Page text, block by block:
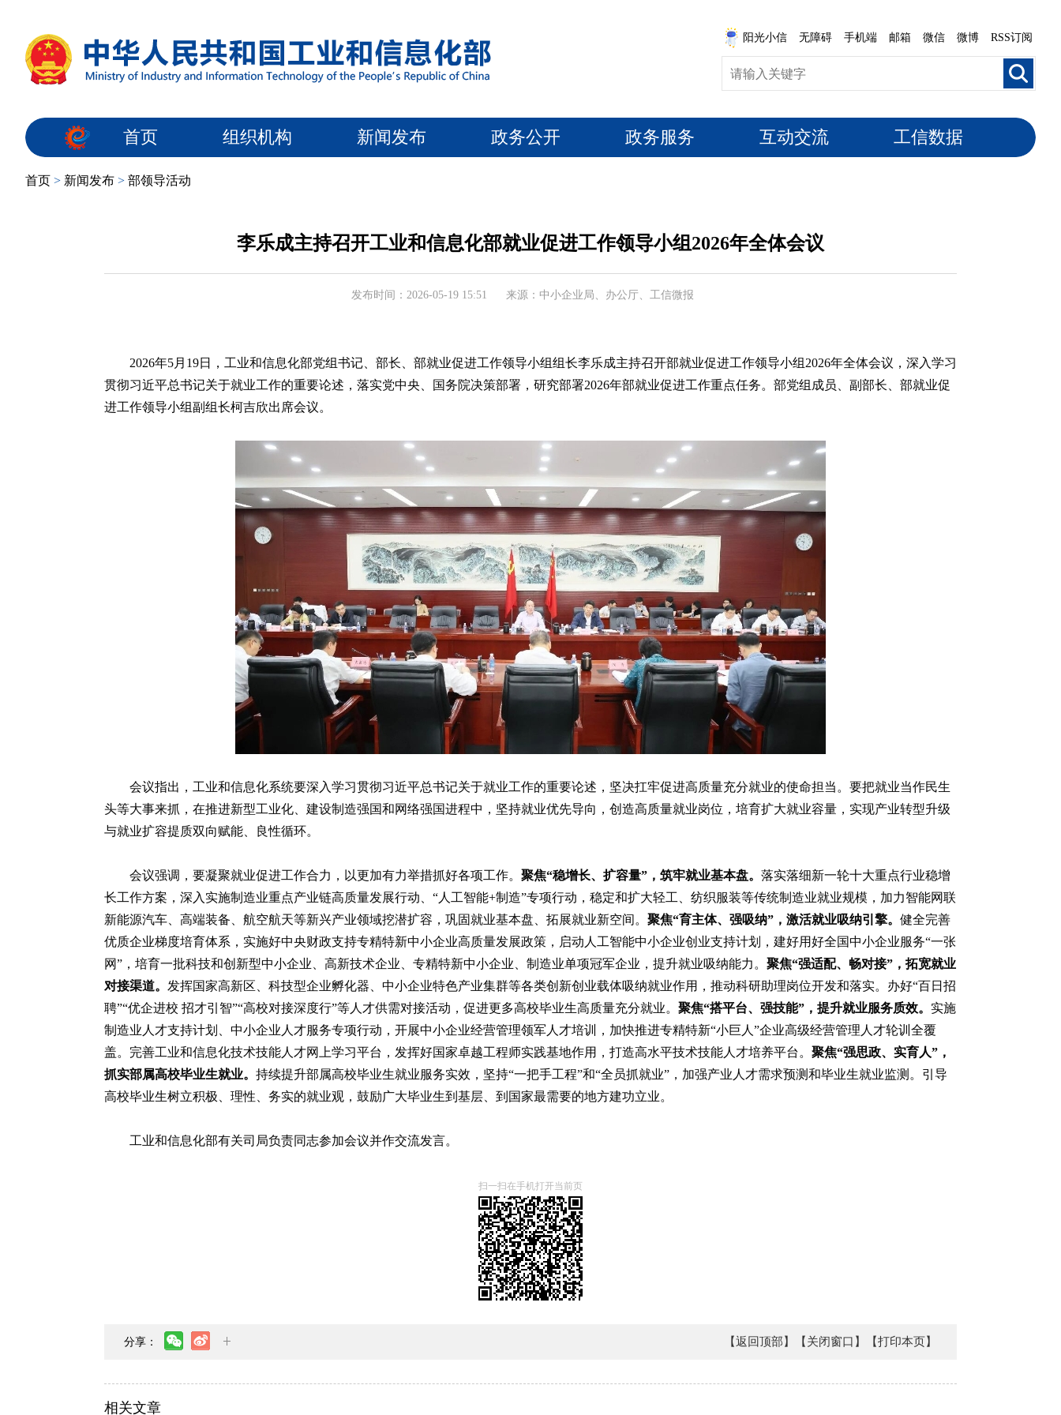
阳光小信 无障碍 手机端 邮箱 微信 微博 RSS订阅
首页 组织机构 新闻发布 政务公开 政务服务 互动交流 工信数据
首页 > 新闻发布 > 部领导活动
李乐成主持召开工业和信息化部就业促进工作领导小组2026年全体会议
发布时间：2026-05-19 15:51 来源：中小企业局、办公厅、工信微报
2026年5月19日，工业和信息化部党组书记、部长、部就业促进工作领导小组组长李乐成主持召开部就业促进工作领导小组2026年全体会议，深入学习
贯彻习近平总书记关于就业工作的重要论述，落实党中央、国务院决策部署，研究部署2026年部就业促进工作重点任务。部党组成员、副部长、部就业促
进工作领导小组副组长柯吉欣出席会议。
会议指出，工业和信息化系统要深入学习贯彻习近平总书记关于就业工作的重要论述，坚决扛牢促进高质量充分就业的使命担当。要把就业当作民生
头等大事来抓，在推进新型工业化、建设制造强国和网络强国进程中，坚持就业优先导向，创造高质量就业岗位，培育扩大就业容量，实现产业转型升级
与就业扩容提质双向赋能、良性循环。
会议强调，要凝聚就业促进工作合力，以更加有力举措抓好各项工作。 聚焦“稳增长、扩容量”，筑牢就业基本盘。 落实落细新一轮十大重点行业稳增
长工作方案，深入实施制造业重点产业链高质量发展行动、“人工智能+制造”专项行动，稳定和扩大轻工、纺织服装等传统制造业就业规模，加力智能网联
新能源汽车、高端装备、航空航天等新兴产业领域挖潜扩容，巩固就业基本盘、拓展就业新空间。 聚焦“育主体、强吸纳”，激活就业吸纳引擎。 健全完善
优质企业梯度培育体系，实施好中央财政支持专精特新中小企业高质量发展政策，启动人工智能中小企业创业支持计划，建好用好全国中小企业服务“一张
网”，培育一批科技和创新型中小企业、高新技术企业、专精特新中小企业、制造业单项冠军企业，提升就业吸纳能力。 聚焦“强适配、畅对接”，拓宽就业
对接渠道。 发挥国家高新区、科技型企业孵化器、中小企业特色产业集群等各类创新创业载体吸纳就业作用，推动科研助理岗位开发和落实。办好“百日招
聘”“优企进校 招才引智”“高校对接深度行”等人才供需对接活动，促进更多高校毕业生高质量充分就业。 聚焦“搭平台、强技能”，提升就业服务质效。 实施
制造业人才支持计划、中小企业人才服务专项行动，开展中小企业经营管理领军人才培训，加快推进专精特新“小巨人”企业高级经营管理人才轮训全覆
盖。完善工业和信息化技术技能人才网上学习平台，发挥好国家卓越工程师实践基地作用，打造高水平技术技能人才培养平台。 聚焦“强思政、实育人”，
抓实部属高校毕业生就业。 持续提升部属高校毕业生就业服务实效，坚持“一把手工程”和“全员抓就业”，加强产业人才需求预测和毕业生就业监测。引导
高校毕业生树立积极、理性、务实的就业观，鼓励广大毕业生到基层、到国家最需要的地方建功立业。
工业和信息化部有关司局负责同志参加会议并作交流发言。
扫一扫在手机打开当前页
分享： 【返回顶部】 【关闭窗口】 【打印本页】
相关文章